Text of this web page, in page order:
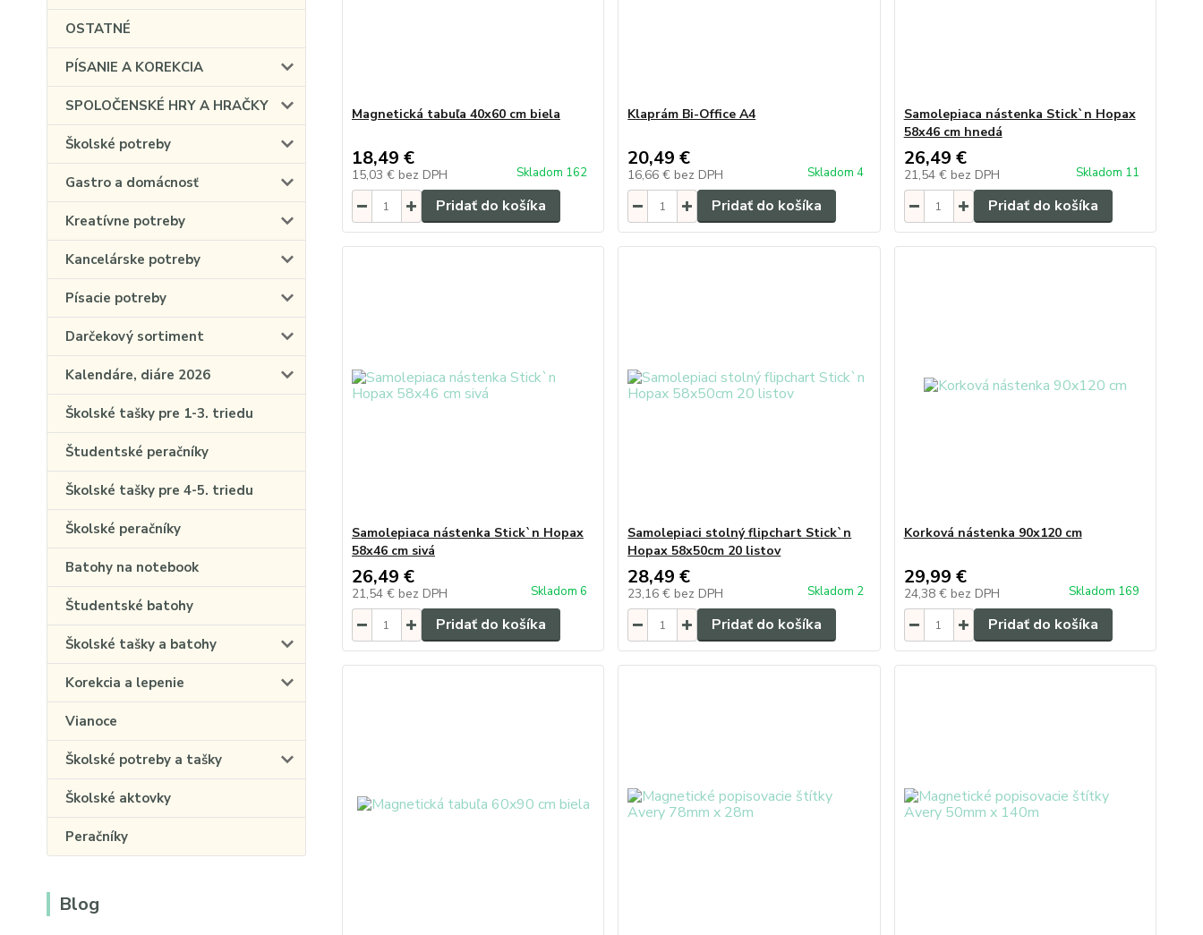
OSTATNÉ
PÍSANIE A KOREKCIA
SPOLOČENSKÉ HRY A HRAČKY
Školské potreby
Gastro a domácnosť
Kreatívne potreby
Kancelárske potreby
Písacie potreby
Darčekový sortiment
Kalendáre, diáre 2026
Školské tašky pre 1-3. triedu
Študentské peračníky
Školské tašky pre 4-5. triedu
Školské peračníky
Batohy na notebook
Študentské batohy
Školské tašky a batohy
Korekcia a lepenie
Vianoce
Školské potreby a tašky
Školské aktovky
Peračníky
Blog
Magnetická tabuľa 40x60 cm biela
18,49 €
15,03 € bez DPH Skladom 162
Pridať do košíka
Klaprám Bi-Office A4
20,49 €
16,66 € bez DPH Skladom 4
Pridať do košíka
Samolepiaca nástenka Stick`n Hopax
58x46 cm hnedá
26,49 €
21,54 € bez DPH Skladom 11
Pridať do košíka
Samolepiaca nástenka Stick`n Hopax
58x46 cm sivá
26,49 €
21,54 € bez DPH Skladom 6
Pridať do košíka
Samolepiaci stolný flipchart Stick`n
Hopax 58x50cm 20 listov
28,49 €
23,16 € bez DPH Skladom 2
Pridať do košíka
Korková nástenka 90x120 cm
29,99 €
24,38 € bez DPH Skladom 169
Pridať do košíka